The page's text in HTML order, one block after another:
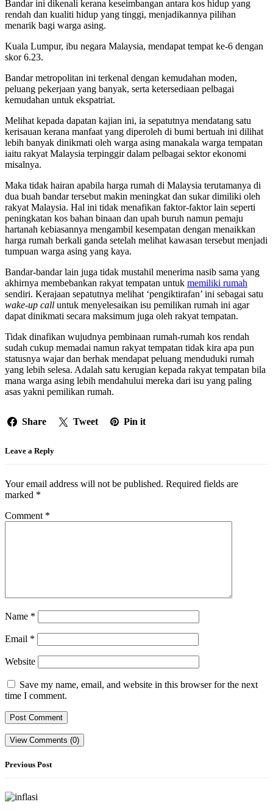
Bandar ini dikenali kerana keseimbangan antara kos hidup yang
rendah dan kualiti hidup yang tinggi, menjadikannya pilihan
menarik bagi warga asing.
Kuala Lumpur, ibu negara Malaysia, mendapat tempat ke-6 dengan
skor 6.23.
Bandar metropolitan ini terkenal dengan kemudahan moden,
peluang pekerjaan yang banyak, serta ketersediaan pelbagai
kemudahan untuk ekspatriat.
Melihat kepada dapatan kajian ini, ia sepatutnya mendatang satu
kerisauan kerana manfaat yang diperoleh di bumi bertuah ini dilihat
lebih banyak dinikmati oleh warga asing manakala warga tempatan
iaitu rakyat Malaysia terpinggir dalam pelbagai sektor ekonomi
misalnya.
Maka tidak hairan apabila harga rumah di Malaysia terutamanya di
dua buah bandar tersebut makin meningkat dan sukar dimiliki oleh
rakyat Malaysia. Hal ini tidak menafikan faktor-faktor lain seperti
peningkatan kos bahan binaan dan upah buruh namun pemaju
hartanah kebiasannya mengambil kesempatan dengan menaikkan
harga rumah berkali ganda setelah melihat kawasan tersebut menjadi
tumpuan warga asing yang kaya.
Bandar-bandar lain juga tidak mustahil menerima nasib sama yang
akhirnya membebankan rakyat tempatan untuk memiliki rumah
sendiri. Kerajaan sepatutnya melihat ‘pengiktirafan’ ini sebagai satu
wake-up call untuk menyelesaikan isu pemilikan rumah ini agar
dapat dinikmati secara maksimum juga oleh rakyat tempatan.
Tidak dinafikan wujudnya pembinaan rumah-rumah kos rendah
sudah cukup memadai namun rakyat tempatan tidak kira apa pun
statusnya wajar dan berhak mendapat peluang menduduki rumah
yang lebih selesa. Adalah satu kerugian kepada rakyat tempatan bila
mana warga asing lebih mendahului mereka dari isu yang paling
asas yakni pemilikan rumah.
Share Tweet Pin it
Leave a Reply
Your email address will not be published. Required fields are
marked *
Comment *
Name *
Email *
Website
Save my name, email, and website in this browser for the next
time I comment.
View Comments (0)
Previous Post